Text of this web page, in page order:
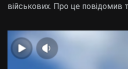
військових. Про це повідомив